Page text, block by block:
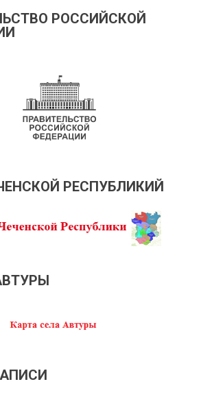
РОССИЙСКОЙ
РЕСПУБЛИКИЙ